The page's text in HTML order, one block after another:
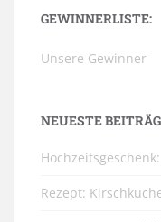
GEWINNERLISTE:
Unsere Gewinner
NEUESTE
Rezept: